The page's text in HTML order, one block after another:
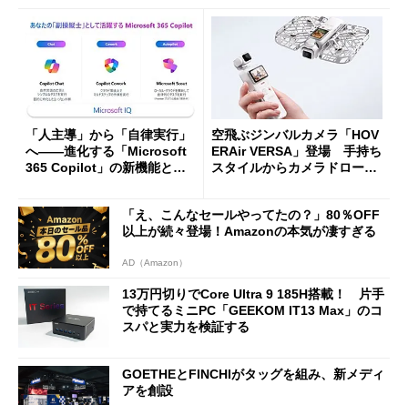
「人主導」から「自律実行」
へ――進化する「Microsoft
365 Copilot」の新機能とエ
空飛ぶジンバルカメラ「HOV
ERAir VERSA」登場 手持ち
スタイルからカメラドローン
「え、こんなセールやってたの？」80％OFF
以上が続々登場！Amazonの本気が凄すぎる
AD（Amazon）
13万円切りでCore Ultra 9 185H搭載！ 片手
で持てるミニPC「GEEKOM IT13 Max」のコ
スパと実力を検証する
GOETHEとFINCHIがタッグを組み、新メディ
アを創設